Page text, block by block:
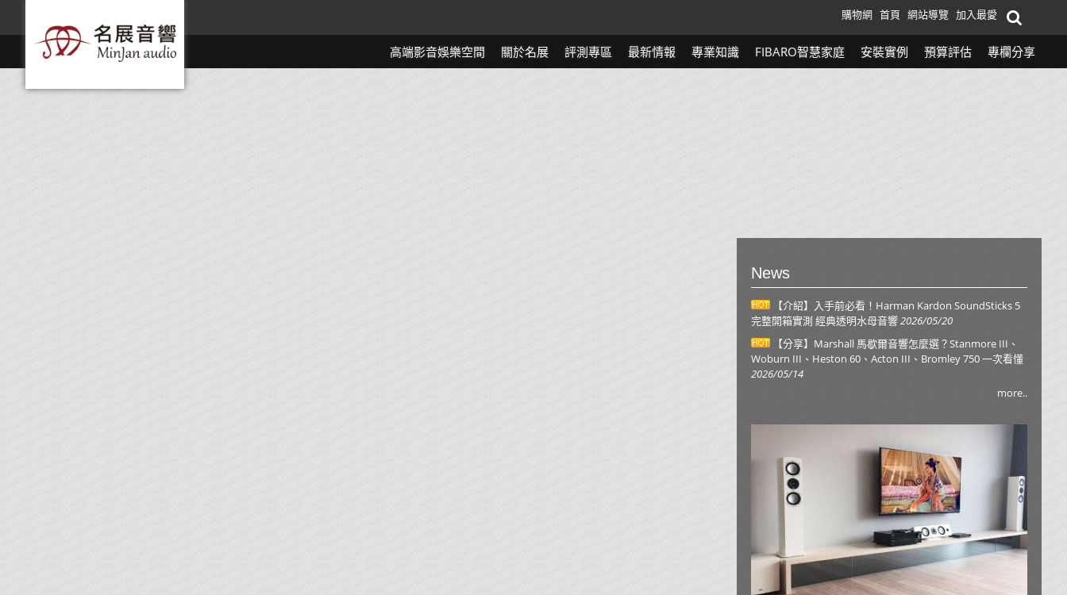
購物網 首頁 網站導覽 加入最愛
高端影音娛樂空間 關於名展 評測專區 最新情報 專業知識 FIBARO智慧家庭 安裝實例 預算評估 專欄分享
News
【介紹】入手前必看！Harman Kardon SoundSticks 5
完整開箱實測 經典透明水母音響2026/05/20
【分享】Marshall 馬歇爾音響怎麼選？Stanmore III、
Woburn III、Heston 60、Acton III、Bromley 750 一次看懂
2026/05/14
more..